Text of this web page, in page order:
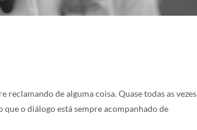
reclamando de alguma coisa. Quase todas as vezes
o diálogo está sempre acompanhado de